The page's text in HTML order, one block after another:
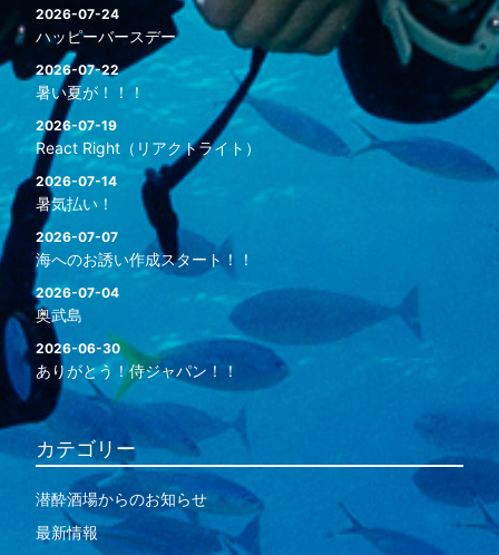
2026-07-24
ハッピーバースデー
2026-07-22
暑い夏が！！！
2026-07-19
React Right（リアクトライト）
2026-07-14
暑気払い！
2026-07-07
海へのお誘い作成スタート！！
2026-07-04
奥武島
2026-06-30
ありがとう！侍ジャパン！！
カテゴリー
潜酔酒場からのお知らせ
最新情報